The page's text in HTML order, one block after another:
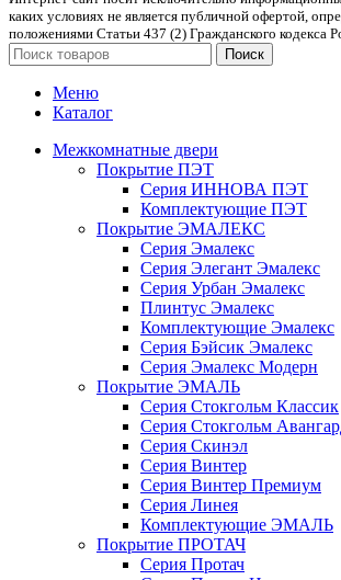
каких условиях не является публичной офертой,
положениями Статьи 437 (2) Гражданского кодекса
Поиск
Меню
Каталог
Межкомнатные двери
Покрытие ПЭТ
Серия ИННОВА ПЭТ
Комплектующие ПЭТ
Покрытие ЭМАЛЕКС
Серия Эмалекс
Серия Элегант Эмалекс
Серия Урбан Эмалекс
Плинтус Эмалекс
Комплектующие Эмалекс
Серия Бэйсик Эмалекс
Серия Эмалекс Модерн
Покрытие ЭМАЛЬ
Серия Стокгольм Классик
Серия Стокгольм
Серия Скинэл
Серия Винтер
Серия Винтер Премиум
Серия Линея
Комплектующие ЭМАЛЬ
Покрытие ПРОТАЧ
Серия Протач